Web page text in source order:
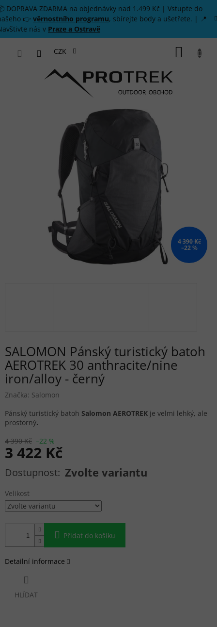
Přejít na obsah
DOPRAVA ZDARMA na objednávky nad 1.499 Kč | Vstupte do
👉 věrnostního programu, sbírejte body a ušetřete. | 📍
nás v Praze a Ostravě
CZK
4 390 Kč
–22 %
SALOMON Pánský turistický batoh
AEROTREK 30 anthracite/nine
iron/alloy - černý
Značka: Salomon
4 390 Kč –22 %
3 422 Kč
Měrná cena: Zvolte variantu
Velikost
Přidat do košíku
Pánský turistický batoh Salomon AEROTREK je velmi lehký, ale
prostorný.
Detailní informace
HLÍDAT